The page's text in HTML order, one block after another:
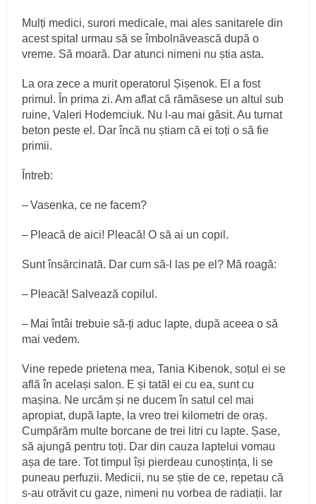
Mulți medici, surori medicale, mai ales sanitarele din
acest spital urmau să se îmbolnăvească după o
vreme. Să moară. Dar atunci nimeni nu știa asta.
La ora zece a murit operatorul Șișenok. El a fost
primul. În prima zi. Am aflat că rămăsese un altul sub
ruine, Valeri Hodemciuk. Nu l‑au mai găsit. Au turnat
beton peste el. Dar încă nu știam că ei toți o să fie
primii.
Întreb:
– Vasenka, ce ne facem?
– Pleacă de aici! Pleacă! O să ai un copil.
Sunt însărcinată. Dar cum să‑l las pe el? Mă roagă:
– Pleacă! Salvează copilul.
– Mai întâi trebuie să‑ți aduc lapte, după aceea o să
mai vedem.
Vine repede prietena mea, Tania Kibenok, soțul ei se
află în același salon. E și tatăl ei cu ea, sunt cu
mașina. Ne urcăm și ne ducem în satul cel mai
apropiat, după lapte, la vreo trei kilometri de oraș.
Cumpărăm multe borcane de trei litri cu lapte. Șase,
să ajungă pentru toți. Dar din cauza laptelui vomau
așa de tare. Tot timpul își pierdeau cunoștința, li se
puneau perfuzii. Medicii, nu se știe de ce, repetau că
s‑au otrăvit cu gaze, nimeni nu vorbea de radiații. Iar